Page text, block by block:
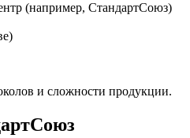
(например, СтандартСоюз)
и сложности продукции.